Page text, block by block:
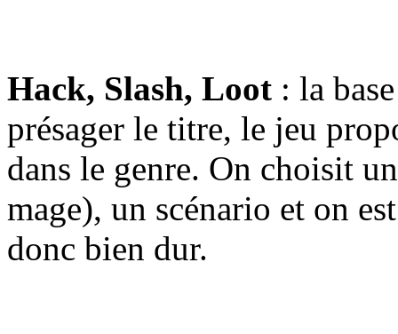
Hack, Slash, Loot : la
présager le titre, le jeu
dans le genre. On choisit
mage), un scénario et on
donc bien dur.